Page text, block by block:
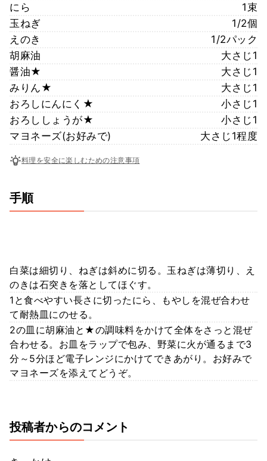
にら
1束
玉ねぎ
1/2個
えのき
1/2パック
胡麻油
大さじ1
醤油★
大さじ1
みりん★
大さじ1
おろしにんにく★
小さじ1
おろししょうが★
小さじ1
マヨネーズ(お好みで)
大さじ1程度
料理を安全に楽しむための注意事項
手順
白菜は細切り、ねぎは斜めに切る。玉ねぎは薄切り、え
のきは石突きを落としてほぐす。
1と食べやすい長さに切ったにら、もやしを混ぜ合わせ
て耐熱皿にのせる。
2の皿に胡麻油と★の調味料をかけて全体をさっと混ぜ
合わせる。お皿をラップで包み、野菜に火が通るまで3
分～5分ほど電子レンジにかけてできあがり。お好みで
マヨネーズを添えてどうぞ。
投稿者からのコメント